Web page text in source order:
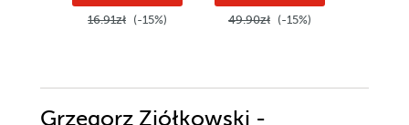
16.91zł (-15%) 49.90zł (-15%)
Grzegorz Ziółkowski -